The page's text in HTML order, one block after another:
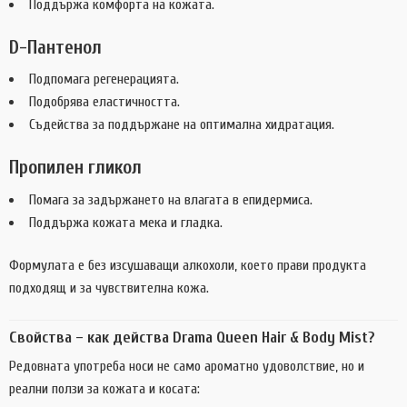
Поддържа комфорта на кожата.
D-Пантенол
Подпомага регенерацията.
Подобрява еластичността.
Съдейства за поддържане на оптимална хидратация.
Пропилен гликол
Помага за задържането на влагата в епидермиса.
Поддържа кожата мека и гладка.
Формулата е без изсушаващи алкохоли, което прави продукта
подходящ и за чувствителна кожа.
Свойства – как действа Drama Queen Hair & Body Mist?
Редовната употреба носи не само ароматно удоволствие, но и
реални ползи за кожата и косата: